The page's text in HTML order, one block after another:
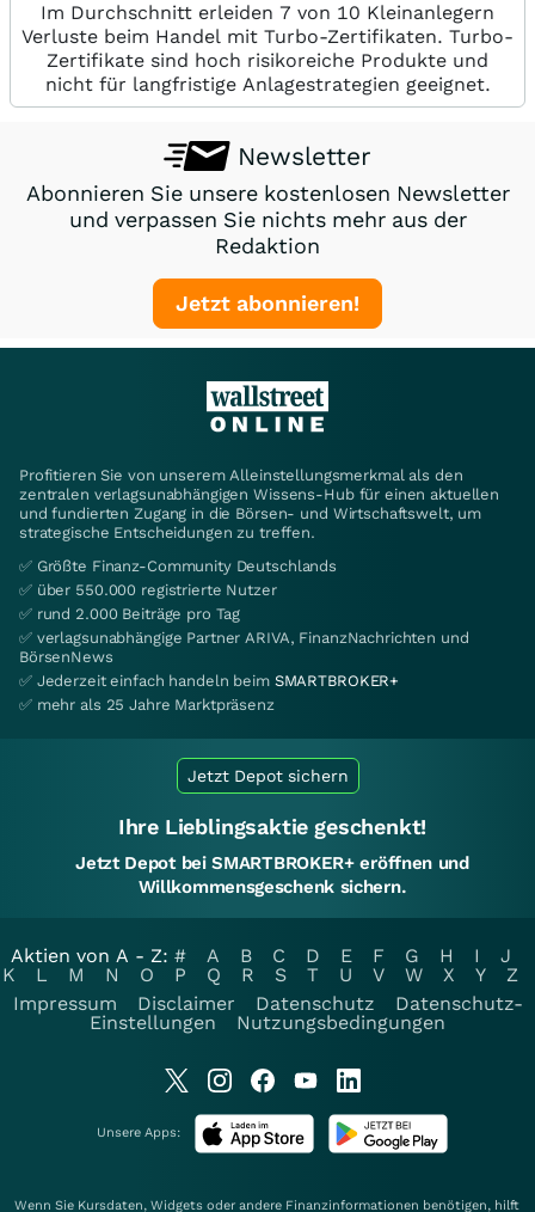
Im Durchschnitt erleiden 7 von 10 Kleinanlegern
Verluste beim Handel mit Turbo-Zertifikaten. Turbo-
Zertifikate sind hoch risikoreiche Produkte und
nicht für langfristige Anlagestrategien geeignet.
Newsletter
Abonnieren Sie unsere kostenlosen Newsletter
und verpassen Sie nichts mehr aus der
Redaktion
Jetzt abonnieren!
Profitieren Sie von unserem Alleinstellungsmerkmal als den
zentralen verlagsunabhängigen Wissens-Hub für einen aktuellen
und fundierten Zugang in die Börsen- und Wirtschaftswelt, um
strategische Entscheidungen zu treffen.
✅ Größte Finanz-Community Deutschlands
✅ über 550.000 registrierte Nutzer
✅ rund 2.000 Beiträge pro Tag
✅ verlagsunabhängige Partner ARIVA, FinanzNachrichten und
BörsenNews
✅ Jederzeit einfach handeln beim SMARTBROKER+
✅ mehr als 25 Jahre Marktpräsenz
Jetzt Depot sichern
Ihre Lieblingsaktie geschenkt!
Jetzt Depot bei SMARTBROKER+ eröffnen und
Willkommensgeschenk sichern.
Aktien von A - Z: # A B C D E F G H I
J
K
L M N O P Q R S T U V W X Y
Z
Impressum
Disclaimer Datenschutz
Datenschutz-
Einstellungen
Nutzungsbedingungen
Unsere Apps:
Wenn Sie Kursdaten, Widgets oder andere Finanzinformationen benötigen, hilft